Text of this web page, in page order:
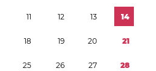
11 12 13 14
18 19 20 21
25 26 27 28